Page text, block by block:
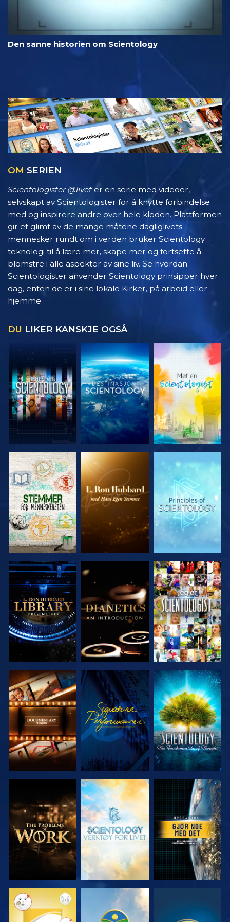
Den sanne historien om Scientology
OM SERIEN
Scientologister @livet er en serie med videoer,
selvskapt av Scientologister for å knytte forbindelse
med og inspirere andre over hele kloden. Plattformen
gir et glimt av de mange måtene dagliglivets
mennesker rundt om i verden bruker Scientology
teknologi til å lære mer, skape mer og fortsette å
blomstre i alle aspekter av sine liv. Se hvordan
Scientologister anvender Scientology prinsipper hver
dag, enten de er i sine lokale Kirker, på arbeid eller
hjemme.
DU LIKER KANSKJE OGSÅ
UTFORSK
SERIEN
UTFORSK
SERIEN
UTFORSK
SERIEN
UTFORSK
SERIEN
UTFORSK
SERIEN
SE
UTFORSK
SERIEN
SE
UTFORSK
SERIEN
UTFORSK
SERIEN
UTFORSK
SERIEN
SE
SE SE SE